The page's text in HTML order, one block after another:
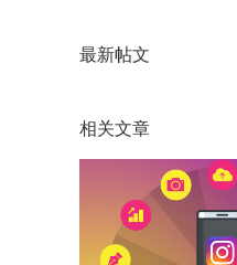
最新帖文
相关文章